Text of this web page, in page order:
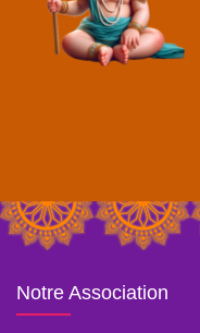
Notre Association